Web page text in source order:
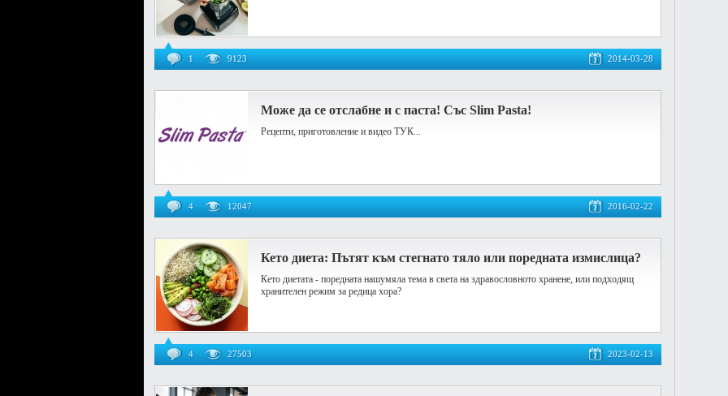
1 9123 2014-03-28
Може да се отслабне и с паста! Със Slim Pasta!
Рецепти, приготовление и видео ТУК...
4 12047 2016-02-22
Кето диета: Пътят към стегнато тяло или поредната измислица?
Кето диетата - поредната нашумяла тема в света на здравословното хранене, или подходящ
хранителен режим за редица хора?
4 27503 2023-02-13